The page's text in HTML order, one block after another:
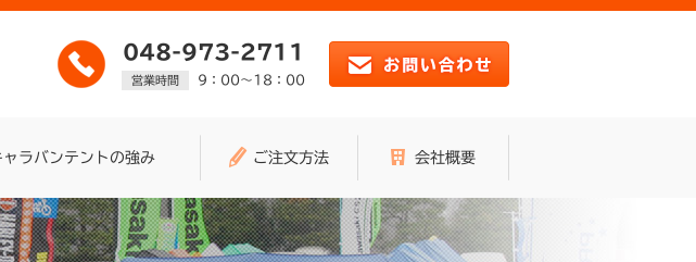
048-973-2711
営業時間 9：00～18：00
ャラバンテントの強み ご注文方法 会社概要